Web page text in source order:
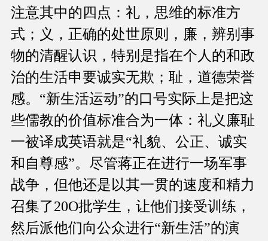
注意其中的四点：礼，思维的标准方
式；义，正确的处世原则，廉，辨别事
物的清醒认识，特别是指在个人的和政
治的生活申要诚实无欺；耻，道德荣誉
感。“新生活运动”的口号实际上是把这
些儒教的价值标准合为一体：礼义廉耻
一被译成英语就是“礼貌、公正、诚实
和自尊感”。尽管蒋正在进行一场军事
战争，但他还是以其一贯的速度和精力
召集了20O批学生，让他们接受训练，
然后派他们向公众进行“新生活”的演